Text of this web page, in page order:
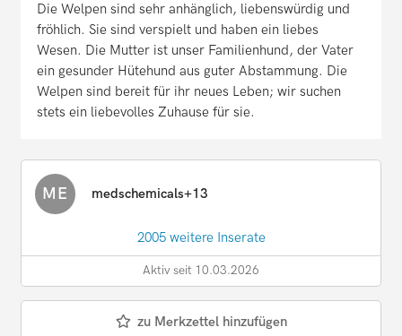
Die Welpen sind sehr anhänglich, liebenswürdig und
fröhlich. Sie sind verspielt und haben ein liebes
Wesen. Die Mutter ist unser Familienhund, der Vater
ein gesunder Hütehund aus guter Abstammung. Die
Welpen sind bereit für ihr neues Leben; wir suchen
stets ein liebevolles Zuhause für sie.
ME medschemicals+13
2005 weitere Inserate
Aktiv seit 10.03.2026
zu Merkzettel hinzufügen